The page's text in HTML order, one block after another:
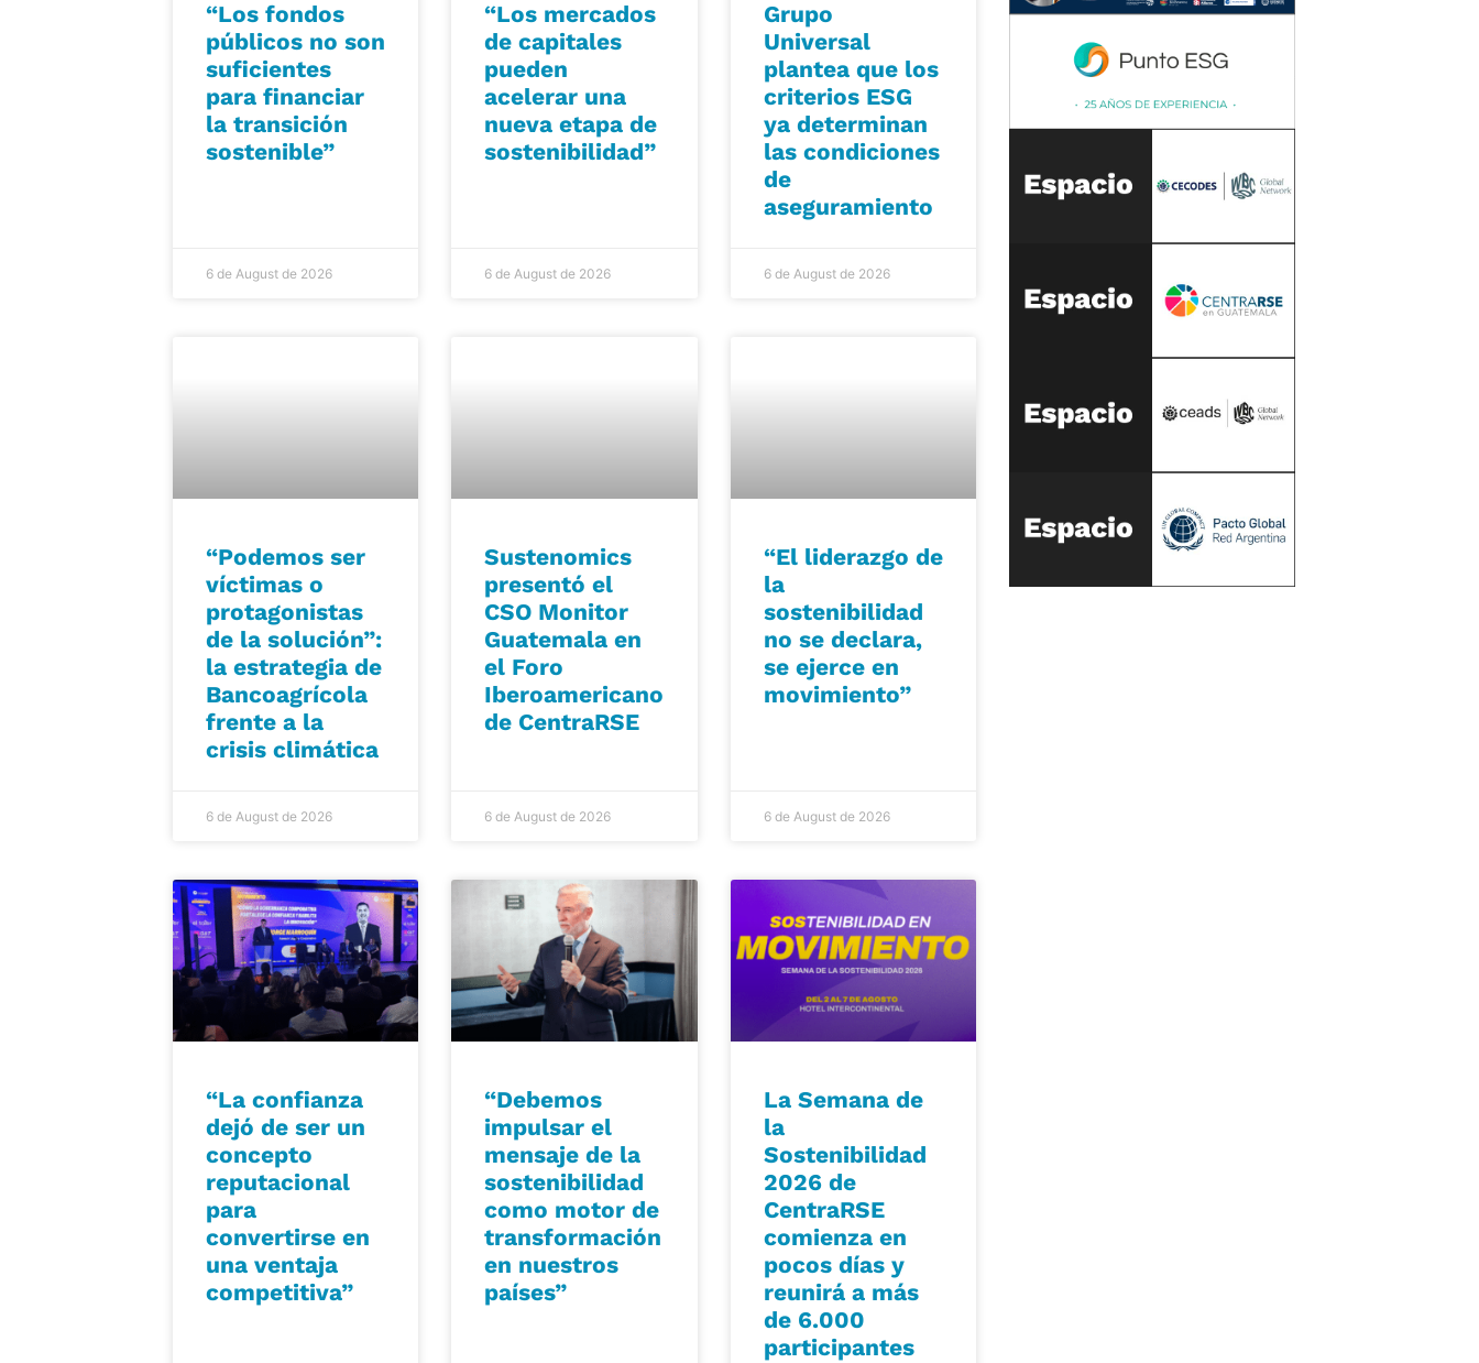
“Los fondos
públicos no son
suficientes
para financiar
la transición
sostenible”
6 de August de 2026
“Los mercados
de capitales
pueden
acelerar una
nueva etapa de
sostenibilidad”
6 de August de 2026
Grupo
Universal
plantea que los
criterios ESG
ya determinan
las condiciones
de
aseguramiento
6 de August de 2026
“Podemos ser
víctimas o
protagonistas
de la solución”:
la estrategia de
Bancoagrícola
frente a la
crisis climática
6 de August de 2026
Sustenomics
presentó el
CSO Monitor
Guatemala en
el Foro
Iberoamericano
de CentraRSE
6 de August de 2026
“El liderazgo de
la
sostenibilidad
no se declara,
se ejerce en
movimiento”
6 de August de 2026
“La confianza
dejó de ser un
concepto
reputacional
para
convertirse en
una ventaja
competitiva”
“Debemos
impulsar el
mensaje de la
sostenibilidad
como motor de
transformación
en nuestros
países”
La Semana de
la
Sostenibilidad
2026 de
CentraRSE
comienza en
pocos días y
reunirá a más
de 6.000
participantes